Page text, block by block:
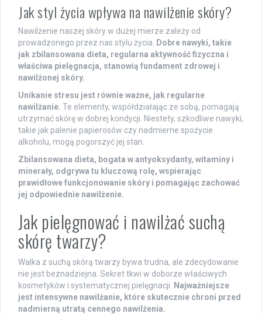
Jak styl życia wpływa na nawilżenie skóry?
Nawilżenie naszej skóry w dużej mierze zależy od
prowadzonego przez nas stylu życia. Dobre nawyki, takie
jak zbilansowana dieta, regularna aktywność fizyczna i
właściwa pielęgnacja, stanowią fundament zdrowej i
nawilżonej skóry.
Unikanie stresu jest równie ważne, jak regularne
nawilżanie. Te elementy, współdziałając ze sobą, pomagają
utrzymać skórę w dobrej kondycji. Niestety, szkodliwe nawyki,
takie jak palenie papierosów czy nadmierne spożycie
alkoholu, mogą pogorszyć jej stan.
Zbilansowana dieta, bogata w antyoksydanty, witaminy i
minerały, odgrywa tu kluczową rolę, wspierając
prawidłowe funkcjonowanie skóry i pomagając zachować
jej odpowiednie nawilżenie.
Jak pielęgnować i nawilżać suchą
skórę twarzy?
Walka z suchą skórą twarzy bywa trudna, ale zdecydowanie
nie jest beznadziejna. Sekret tkwi w doborze właściwych
kosmetyków i systematycznej pielęgnacji. Najważniejsze
jest intensywne nawilżanie, które skutecznie chroni przed
nadmierną utratą cennego nawilżenia.